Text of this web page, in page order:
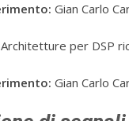
Gian Carlo
Architetture per DSP
Gian Carlo